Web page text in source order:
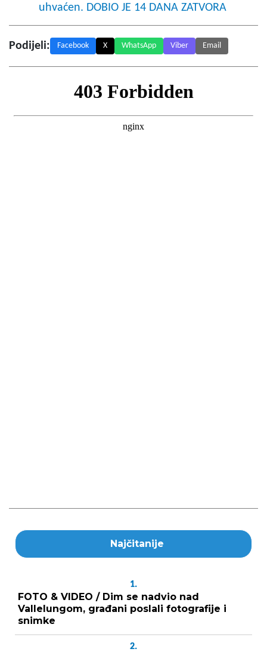
uhvaćen. DOBIO JE 14 DANA ZATVORA
Podijeli: Facebook X WhatsApp Viber Email
Najčitanije
1.
FOTO & VIDEO / Dim se nadvio nad
Vallelungom, građani poslali fotografije i
snimke
2.